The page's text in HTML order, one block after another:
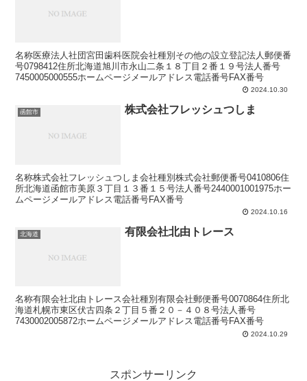
名称医療法人社団宮田歯科医院会社種別その他の設立登記法人郵便番
号0798412住所北海道旭川市永山二条１８丁目２番１９号法人番号
7450005000555ホームページメールアドレス電話番号FAX番号
2024.10.30
函館市 株式会社フレッシュつしま
名称株式会社フレッシュつしま会社種別株式会社郵便番号0410806住
所北海道函館市美原３丁目１３番１５号法人番号2440001001975ホー
ムページメールアドレス電話番号FAX番号
2024.10.16
北海道 有限会社北由トレース
名称有限会社北由トレース会社種別有限会社郵便番号0070864住所北
海道札幌市東区伏古四条２丁目５番２０－４０８号法人番号
7430002005872ホームページメールアドレス電話番号FAX番号
2024.10.29
スポンサーリンク